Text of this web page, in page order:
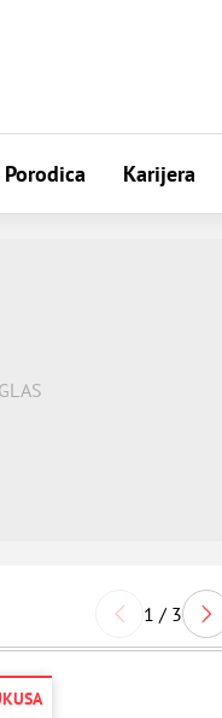
Porodica Karijera
1 / 3